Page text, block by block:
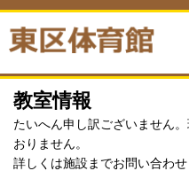
教室情報
たいへん申し訳ございません
おりません。
詳しくは施設までお問い合わせ